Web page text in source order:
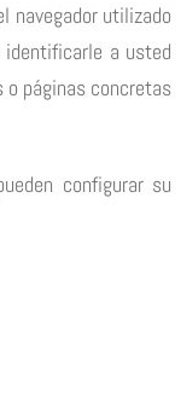
navegador utilizado
identificarle a usted
páginas concretas
configurar su